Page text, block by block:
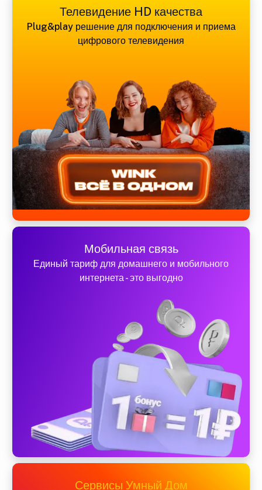
Телевидение HD качества
Plug&play решение для подключения и приема
цифрового телевидения
Мобильная связь
Единый тариф для домашнего и мобильного
интернета - это выгодно
Сервисы Умный Дом